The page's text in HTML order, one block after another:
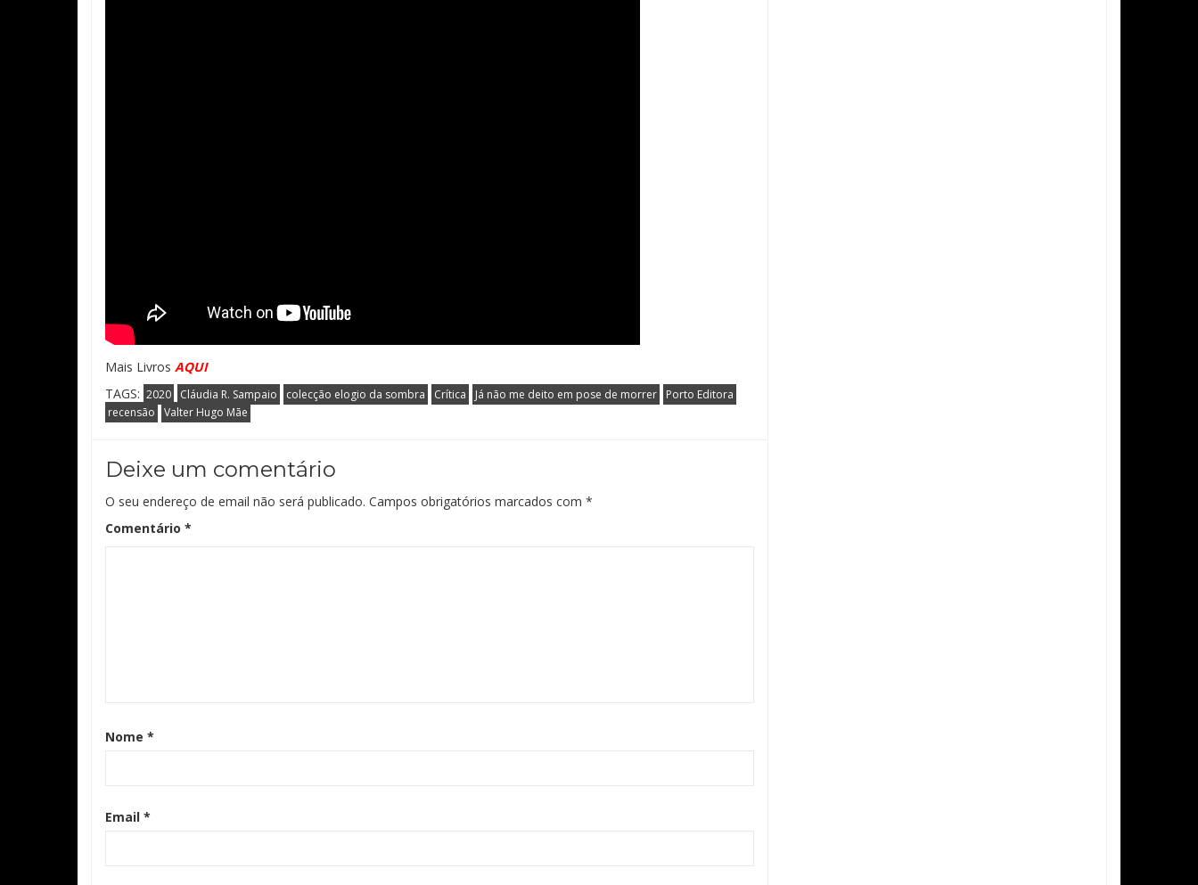
Mais Livros AQUI
TAGS: 2020 Cláudia R. Sampaio colecção elogio da sombra Crítica Já não me deito em pose de morrer
Porto Editora
recensão
Valter Hugo Mãe
Deixe um comentário
O seu endereço de email não será publicado. Campos obrigatórios marcados com *
Comentário *
Nome *
Email *